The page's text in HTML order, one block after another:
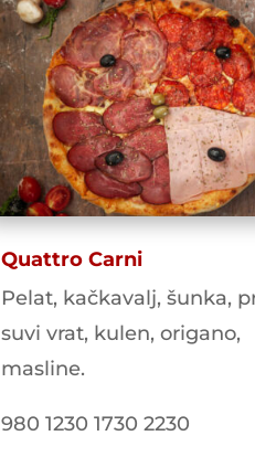
Quattro Carni
Pelat, kačkavalj, šunka,
suvi vrat, kulen, origano,
masline.
980 1230 1730 2230